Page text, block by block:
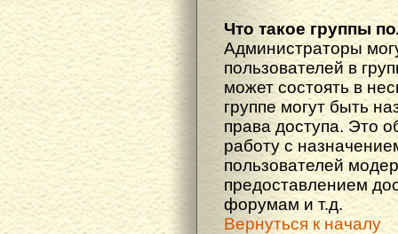
Что такое группы
Администраторы
пользователей в
может состоять в
группе могут быть
права доступа. Это
работу с
пользователей
предоставлением
форумам и т.д.
Вернуться к началу